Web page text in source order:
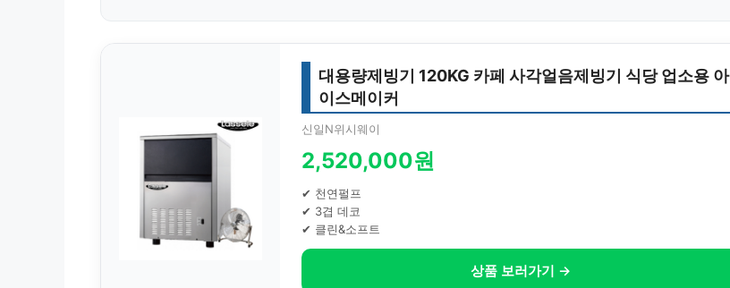
대용량제빙기 120KG 카페 사각얼음제빙기 식당 업소용 아
이스메이커
신일N위시웨이
2,520,000원
✔ 천연펄프
✔ 3겹 데코
✔ 클린&소프트
상품 보러가기 →